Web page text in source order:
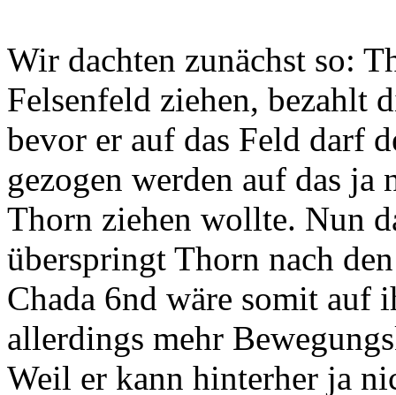
Wir dachten zunächst so:
Felsenfeld ziehen, bezahlt
bevor er auf das Feld darf
gezogen werden auf das ja
Thorn ziehen wollte. Nun
überspringt Thorn nach
Chada 6nd wäre somit auf
allerdings mehr
Weil er kann hinterher ja